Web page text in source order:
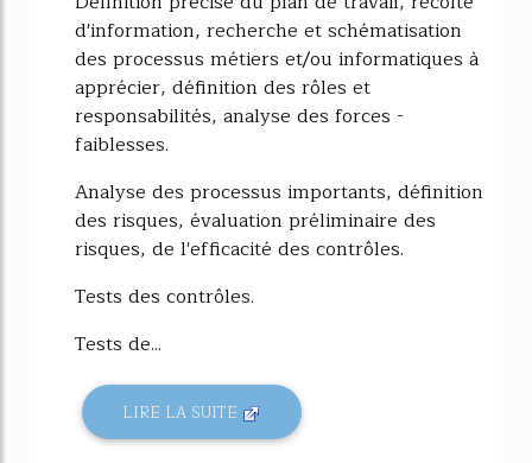
d'information, recherche et schématisation
des processus métiers et/ou informatiques à
apprécier, définition des rôles et
responsabilités, analyse des forces -
faiblesses.
Analyse des processus importants, définition
des risques, évaluation préliminaire des
risques, de l'efficacité des contrôles.
Tests des contrôles.
Tests de...
LIRE LA SUITE